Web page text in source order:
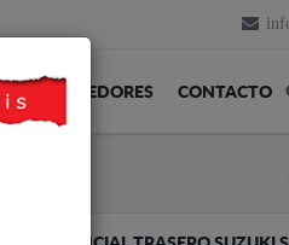
REVENDEDORES CONTACTO